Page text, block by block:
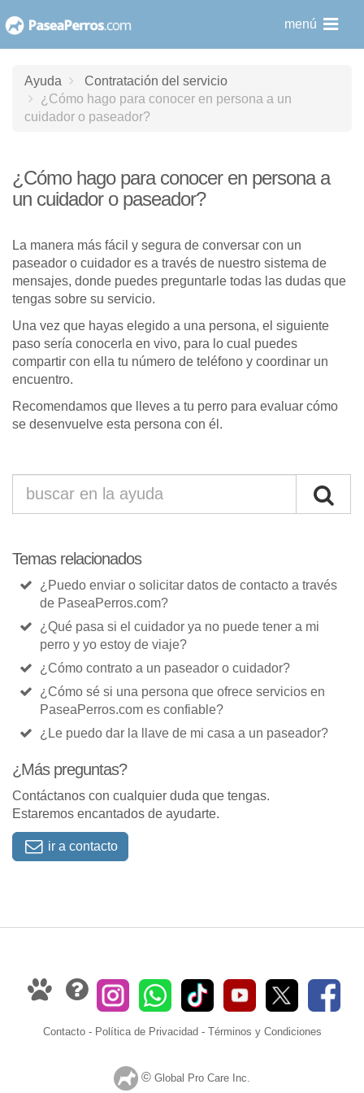
al
menú
Ayuda
Contratación del servicio
¿Cómo hago para conocer en persona a un
cuidador o paseador?
¿Cómo hago para conocer en persona a
un cuidador o paseador?
La manera más fácil y segura de conversar con un
paseador o cuidador es a través de nuestro sistema de
mensajes, donde puedes preguntarle todas las dudas que
tengas sobre su servicio.
Una vez que hayas elegido a una persona, el siguiente
paso sería conocerla en vivo, para lo cual puedes
compartir con ella tu número de teléfono y coordinar un
encuentro.
Recomendamos que lleves a tu perro para evaluar cómo
se desenvuelve esta persona con él.
Temas relacionados
¿Puedo enviar o solicitar datos de contacto a través
de PaseaPerros.com?
¿Qué pasa si el cuidador ya no puede tener a mi
perro y yo estoy de viaje?
¿Cómo contrato a un paseador o cuidador?
¿Cómo sé si una persona que ofrece servicios en
PaseaPerros.com es confiable?
¿Le puedo dar la llave de mi casa a un paseador?
¿Más preguntas?
Contáctanos con cualquier duda que tengas.
Estaremos encantados de ayudarte.
ir a contacto
Contacto- Política de Privacidad - Términos y Condiciones
© Global Pro Care Inc.